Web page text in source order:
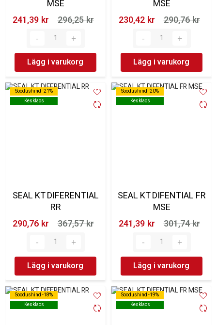
MSE
241,39 kr‎
296,25 kr‎
Lägg i varukorg
MSE
230,42 kr‎
290,76 kr‎
Lägg i varukorg
Soodushind -21%
Kesklaos
Soodushind -21%
Kesklaos
SEAL KT DIFERENTIAL
RR
290,76 kr‎
367,57 kr‎
Lägg i varukorg
Soodushind -20%
Kesklaos
Soodushind -20%
Kesklaos
SEAL KT DIFENTIAL FR
MSE
241,39 kr‎
301,74 kr‎
Lägg i varukorg
Soodushind -18%
Kesklaos
Soodushind -18%
Kesklaos
Soodushind -19%
Kesklaos
Soodushind -19%
Kesklaos